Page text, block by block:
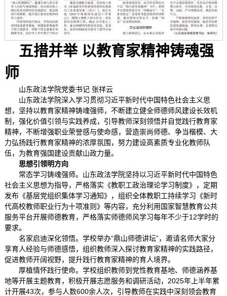
五措并举 以教育家精神铸魂强
师
山东政法学院党委书记 张祥云
山东政法学院深入学习贯彻习近平新时代中国特色社会主义思
想，坚持以教育家精神铸魂强师，不断建立健全师德师风建设长效机
制，强化价值引领与实践养成，引导教师深刻领悟并自觉践行教育家
精神，不断增强职业荣誉感与使命感，营造崇尚师德、争当楷模、大
力弘扬践行教育家精神的浓厚氛围，努力建设高素质专业化教师队
伍，为教育强国建设贡献山政力量。
思想引领明方向
常态学习铸魂强师。山东政法学院坚持以习近平新时代中国特色
社会主义思想为指导，严格落实《教职工政治理论学习制度》，定期
发布《基层党组织集体学习通知》，组织全体教职工持续学习《新时
代高校教师职业行为十项准则》等内容，充分利用国家智慧教育公共
服务平台开展师德教育，严格落实师德师风学习每年不少于12学时的
要求。
名家启迪深化领悟。学校举办“鼎山师德讲坛”，邀请名师大家分
享育人经验与师德感悟，组织教师深入探讨教育家精神的实践路径，
促进教师开阔视野，提升践行教育家精神的育人境界。
厚植情怀践行使命。学校组织教师到党性教育基地、师德涵养基
地等开展主题教育，积极开展志愿服务和调研活动，2025年上半年累
计开展43次，参与人数600余人次，引导教师在实践中深刻领会教育